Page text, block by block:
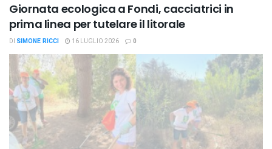
Giornata ecologica a Fondi, cacciatrici in
prima linea per tutelare il litorale
DI SIMONE RICCI 16 LUGLIO 2026 0